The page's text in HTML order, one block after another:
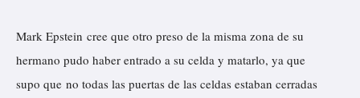
Mark Epstein cree que otro preso de la misma zona de su
hermano pudo haber entrado a su celda y matarlo, ya que
supo que no todas las puertas de las celdas estaban cerradas